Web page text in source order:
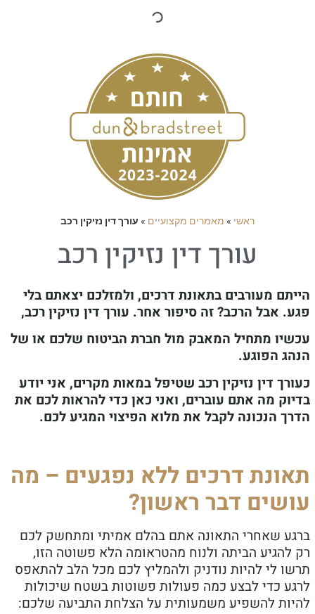
»מאמרים מקצועיים»עורך דין נזיקין רכב
עורך דין נזיקין רכב
מעורבים בתאונת דרכים, ולמזלכם יצאתם בלי
אבל הרכב? זה סיפור אחר. עורך דין נזיקין רכב,
מתחיל המאבק מול חברת הביטוח שלכם או של
הפוגע.
דין נזיקין רכב שטיפל במאות מקרים, אני יודע
מה אתם עוברים, ואני כאן כדי להראות לכם את
הנכונה לקבל את מלוא הפיצוי המגיע לכם.
דרכים ללא נפגעים – מה
דבר ראשון?
שאחרי התאונה אתם בהלם אמיתי ומתחשק לכם
הביתה ולנוח מהטראומה הלא פשוטה הזו,
לי להיות נודניק ולהמליץ לכם מכל הלב להתאפס
כדי לבצע כמה פעולות פשוטות בשטח שיכולות
להשפיע משמעותית על הצלחת התביעה שלכם: